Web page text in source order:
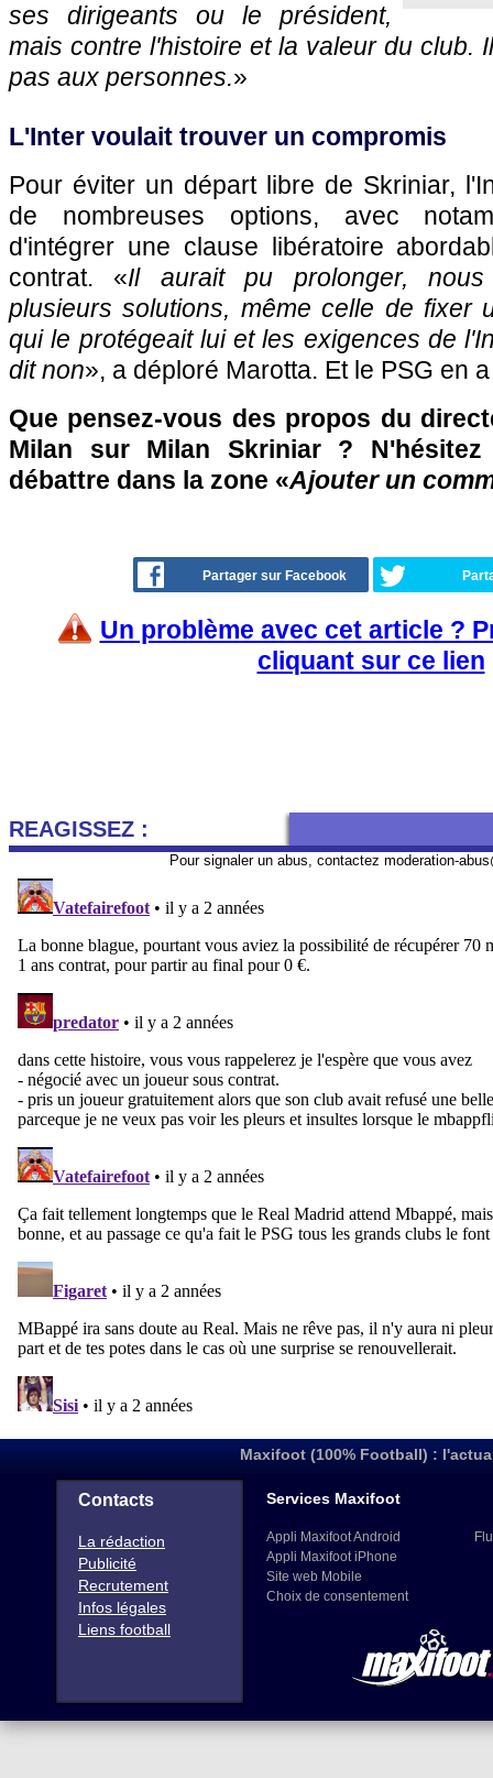
ses dirigeants ou le président,
mais contre l'histoire et la valeur du club.
pas aux personnes.»
L'Inter voulait trouver un compromis
Pour éviter un départ libre de Skriniar,
de nombreuses options, avec
d'intégrer une clause libératoire
contrat. «Il aurait pu prolonger,
plusieurs solutions, même celle de fixer
qui le protégeait lui et les exigences de
dit non», a déploré Marotta. Et le PSG en
Que pensez-vous des propos du
Milan sur Milan Skriniar ?
débattre dans la zone «Ajouter un
Partager sur Facebook
Un problème avec cet article ?
cliquant sur ce lien
REAGISSEZ :
Pour signaler un abus, contactez moderation-
Maxifoot (100% Football) :
Contacts
La rédaction
Publicité
Recrutement
Infos légales
Liens football
Services Maxifoot
Appli Maxifoot Android
Appli Maxifoot iPhone
Site web Mobile
Choix de consentement